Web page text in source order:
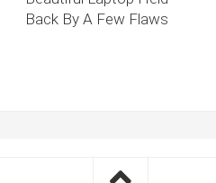
Back By A Few Flaws